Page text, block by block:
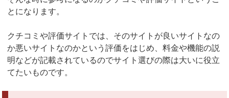
とになります。
クチコミや評価サイトでは、そのサイトが良いサイトなの
か悪いサイトなのかという評価をはじめ、料金や機能の説
明などが記載されているのでサイト選びの際は大いに役立
てたいものです。